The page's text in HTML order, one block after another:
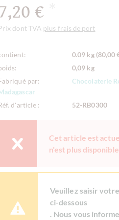
€
dont TVA plus frais de port
0.09 kg (80,00
0,09 kg
par:
Chocolaterie
d'article :
52-RB0300
Cet article est
n'est plus
Veuillez saisir
ci-dessous
. Nous vous